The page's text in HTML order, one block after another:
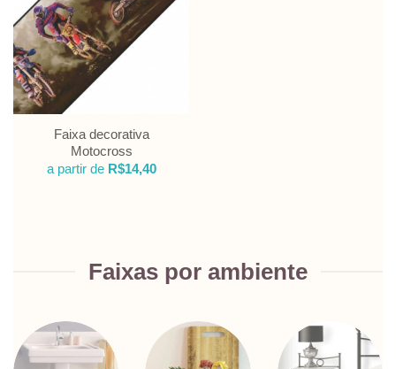
Faixa decorativa
Motocross
a partir de R$14,40
Faixas por ambiente